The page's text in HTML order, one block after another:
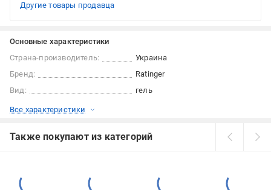
Другие товары продавца
Основные характеристики
Страна-производитель:
Украина
Бренд:
Ratinger
Вид:
гель
Все характеристики
Также покупают из категорий